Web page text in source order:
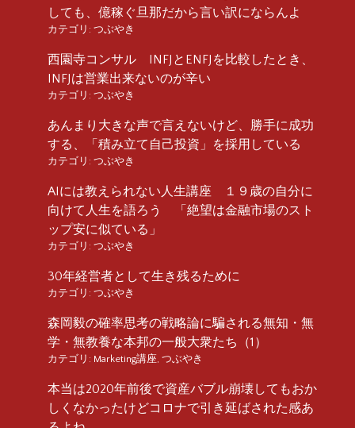
しても、億稼ぐ旦那だから言い訳にならんよ
カテゴリ: つぶやき
西園寺コンサル INFJとENFJを比較したとき、
INFJは営業出来ないのが辛い
カテゴリ: つぶやき
あんまり大きな声で言えないけど、勝手に成功
する、「積み立て自己投資」を採用している
カテゴリ: つぶやき
AIには教えられない人生講座 １９歳の自分に
向けて人生を語ろう 「絶望は金融市場のスト
ップ安に似ている」
カテゴリ: つぶやき
30年経営者として生き残るために
カテゴリ: つぶやき
森岡毅の確率思考の戦略論に騙される無知・無
学・無教養な本邦の一般大衆たち（1）
カテゴリ: Marketing講座 つぶやき
本当は2020年前後で資産バブル崩壊してもおか
しくなかったけどコロナで引き延ばされた感あ